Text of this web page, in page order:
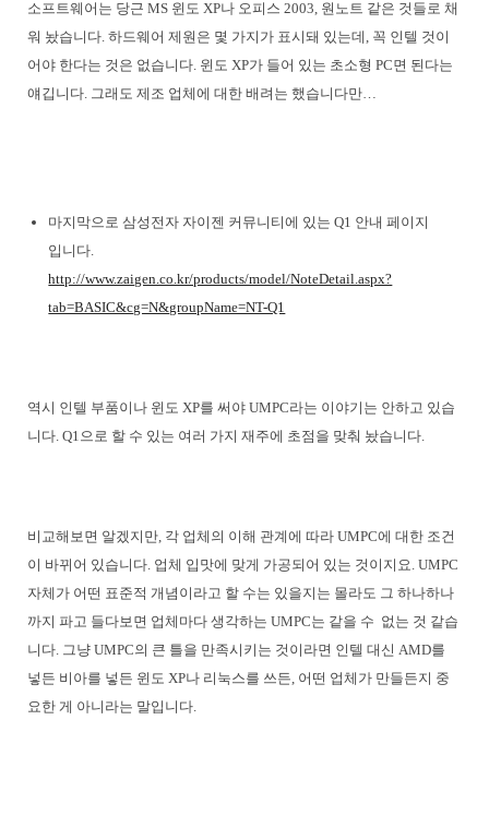
소프트웨어는 당근 MS 윈도 XP나 오피스 2003, 원노트 같은 것들로 채
워 놨습니다. 하드웨어 제원은 몇 가지가 표시돼 있는데, 꼭 인텔 것이
어야 한다는 것은 없습니다. 윈도 XP가 들어 있는 초소형 PC면 된다는
얘깁니다. 그래도 제조 업체에 대한 배려는 했습니다만…
마지막으로 삼성전자 자이젠 커뮤니티에 있는 Q1 안내 페이지
입니다.
http://www.zaigen.co.kr/products/model/NoteDetail.aspx?
tab=BASIC&cg=N&groupName=NT-Q1
역시 인텔 부품이나 윈도 XP를 써야 UMPC라는 이야기는 안하고 있습
니다. Q1으로 할 수 있는 여러 가지 재주에 초점을 맞춰 놨습니다.
비교해보면 알겠지만, 각 업체의 이해 관계에 따라 UMPC에 대한 조건
이 바뀌어 있습니다. 업체 입맛에 맞게 가공되어 있는 것이지요. UMPC
자체가 어떤 표준적 개념이라고 할 수는 있을지는 몰라도 그 하나하나
까지 파고 들다보면 업체마다 생각하는 UMPC는 같을 수 없는 것 같습
니다. 그냥 UMPC의 큰 틀을 만족시키는 것이라면 인텔 대신 AMD를
넣든 비아를 넣든 윈도 XP나 리눅스를 쓰든, 어떤 업체가 만들든지 중
요한 게 아니라는 말입니다.